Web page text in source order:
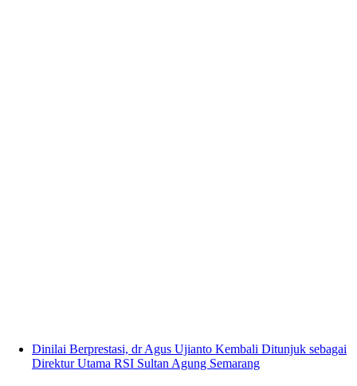
Dinilai Berprestasi, dr Agus Ujianto Kembali Ditunjuk sebagai
Direktur Utama RSI Sultan Agung Semarang